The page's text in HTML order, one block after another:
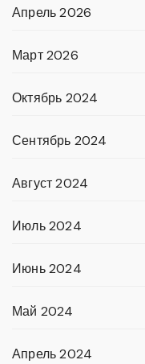
Апрель 2026
Март 2026
Октябрь 2024
Сентябрь 2024
Август 2024
Июль 2024
Июнь 2024
Май 2024
Апрель 2024